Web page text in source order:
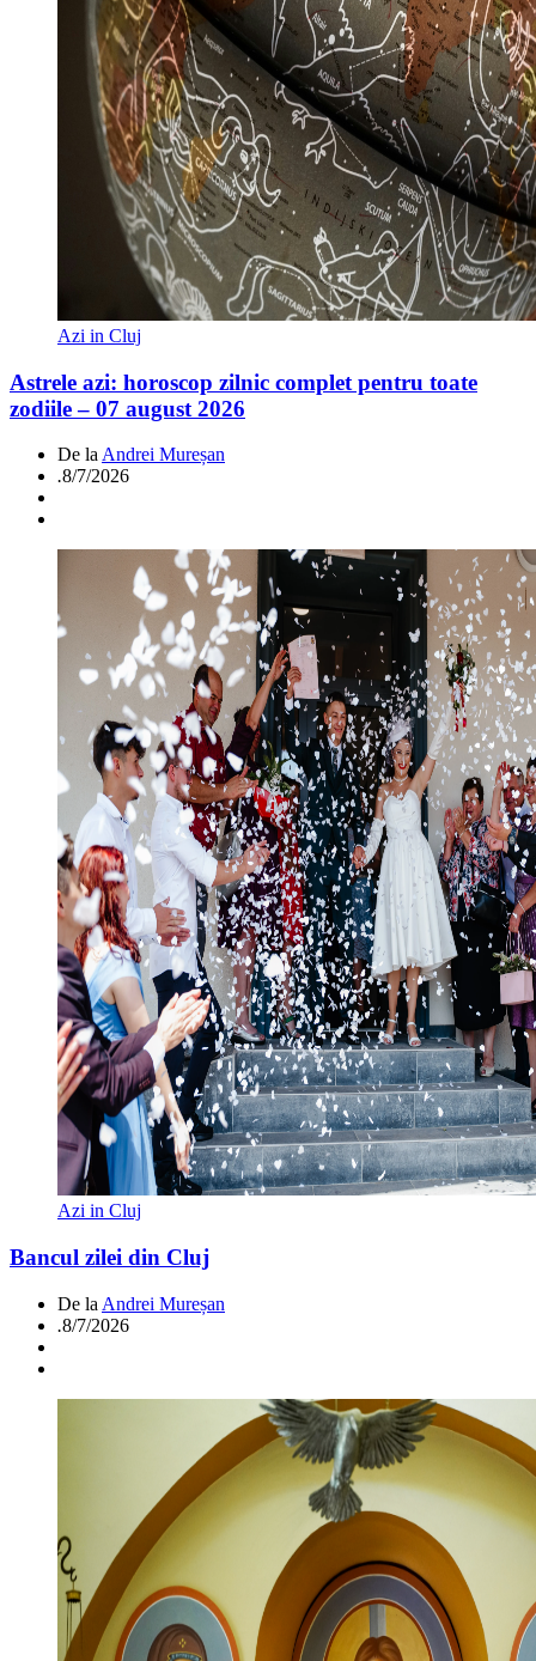
Azi in Cluj
Astrele azi: horoscop zilnic complet pentru toate
zodiile – 07 august 2026
De la Andrei Mureșan
.8/7/2026
Azi in Cluj
Bancul zilei din Cluj
De la Andrei Mureșan
.8/7/2026